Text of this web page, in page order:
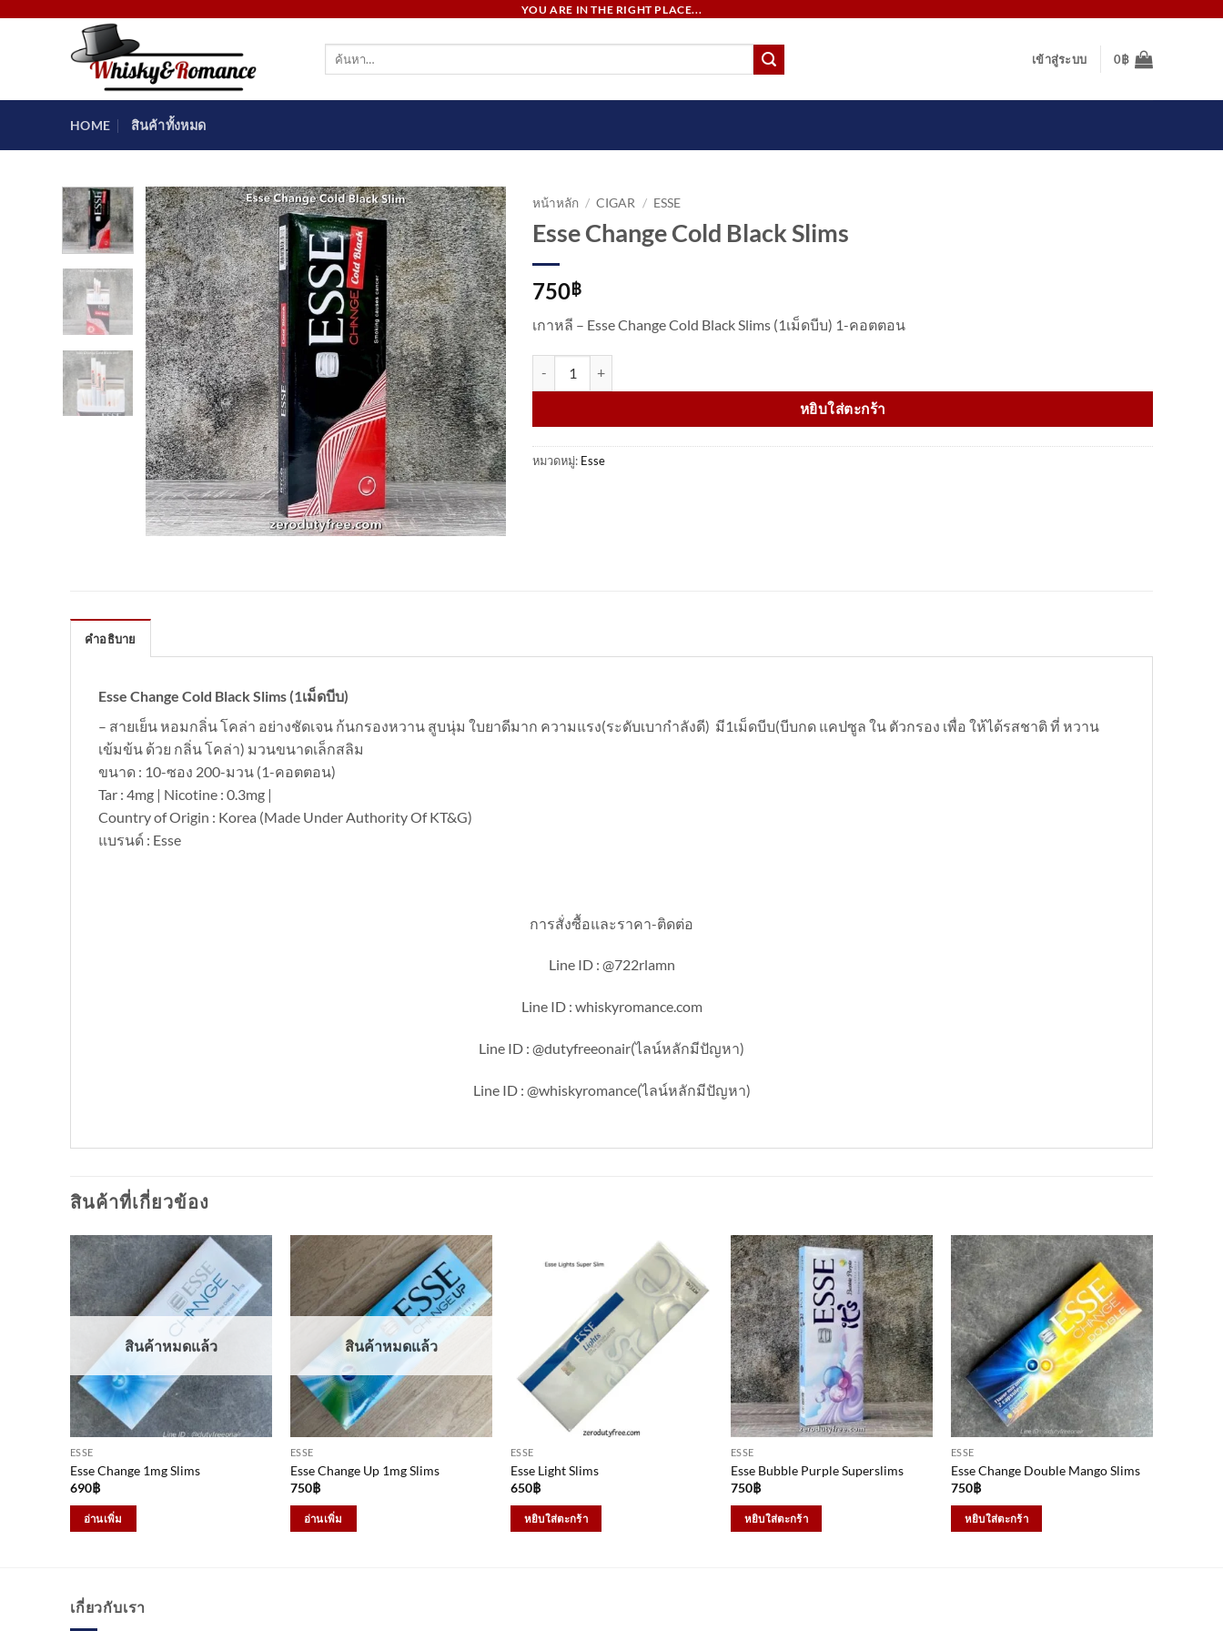
YOU ARE IN THE RIGHT PLACE...
ค้นหา:
เข้าสู่ระบบ 0฿
HOME สินค้าทั้งหมด
หน้าหลัก / CIGAR / ESSE
Esse Change Cold Black Slims
750฿
เกาหลี – Esse Change Cold Black Slims (1เม็ดบีบ) 1-คอตตอน
หยิบใส่ตะกร้า
หมวดหมู่: Esse
คำอธิบาย
Esse Change Cold Black Slims (1เม็ดบีบ)
– สายเย็น หอมกลิ่น โคล่า อย่างชัดเจน ก้นกรองหวาน สูบนุ่ม ใบยาดีมาก ความแรง(ระดับเบากำลังดี) มี1เม็ดบีบ(บีบกด แคปซูล ใน ตัวกรอง เพื่อ ให้ได้รสชาติ ที่ หวาน
เข้มข้น ด้วย กลิ่น โคล่า) มวนขนาดเล็กสลิม
ขนาด : 10-ซอง 200-มวน (1-คอตตอน)
Tar : 4mg | Nicotine : 0.3mg |
Country of Origin : Korea (Made Under Authority Of KT&G)
แบรนด์ : Esse
การสั่งซื้อและราคา-ติดต่อ
Line ID : @722rlamn
Line ID : whiskyromance.com
Line ID : @dutyfreeonair(ไลน์หลักมีปัญหา)
Line ID : @whiskyromance(ไลน์หลักมีปัญหา)
สินค้าที่เกี่ยวข้อง
สินค้าหมดแล้ว
ESSE
Esse Change 1mg Slims
690฿
อ่านเพิ่ม
สินค้าหมดแล้ว
ESSE
Esse Change Up 1mg Slims
750฿
อ่านเพิ่ม
ESSE
Esse Light Slims
650฿
หยิบใส่ตะกร้า
ESSE
Esse Bubble Purple Superslims
750฿
หยิบใส่ตะกร้า
ESSE
Esse Change Double Mango Slims
750฿
หยิบใส่ตะกร้า
เกี่ยวกับเรา